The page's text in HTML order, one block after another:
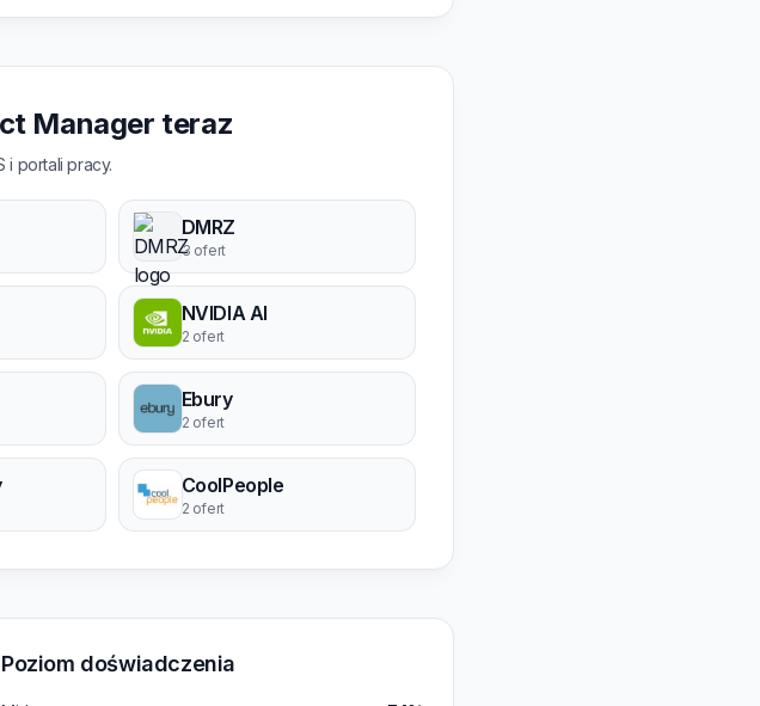
Manager teraz
i portali pracy.
DMRZ
3 ofert
NVIDIA AI
2 ofert
Ebury
2 ofert
CoolPeople
2 ofert
Poziom doświadczenia